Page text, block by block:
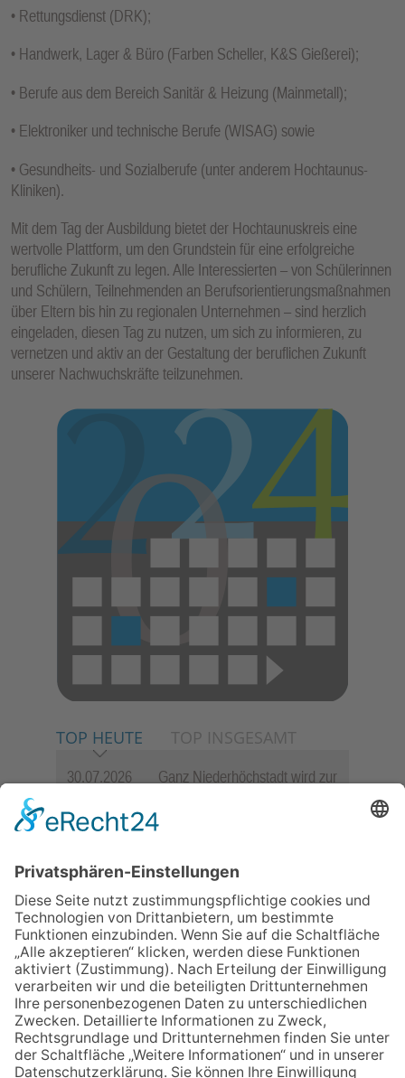
• Rettungsdienst (DRK);
• Handwerk, Lager & Büro (Farben Scheller, K&S Gießerei);
• Berufe aus dem Bereich Sanitär & Heizung (Mainmetall);
• Elektroniker und technische Berufe (WISAG) sowie
• Gesundheits- und Sozialberufe (unter anderem Hochtaunus-
Kliniken).
Mit dem Tag der Ausbildung bietet der Hochtaunuskreis eine
wertvolle Plattform, um den Grundstein für eine erfolgreiche
berufliche Zukunft zu legen. Alle Interessierten – von Schülerinnen
und Schülern, Teilnehmenden an Berufsorientierungsmaßnahmen
über Eltern bis hin zu regionalen Unternehmen – sind herzlich
eingeladen, diesen Tag zu nutzen, um sich zu informieren, zu
vernetzen und aktiv an der Gestaltung der beruflichen Zukunft
unserer Nachwuchskräfte teilzunehmen.
TOP HEUTE TOP INSGESAMT
30.07.2026
Ganz Niederhöchstadt wird zur
06.08.2026
Jugendchor Hochtaunus
Programm „Changes“
Sommerabend: Der Rettershof
lädt wieder zum Weinfest ein
06.08.2026
Hisamoto und Tölke begeistern
mit Werken von Walter
Wachsmuth
09.07.2026
Wasserampel steht auf Gelb:
Stadt ruft zum Wassersparen
auf